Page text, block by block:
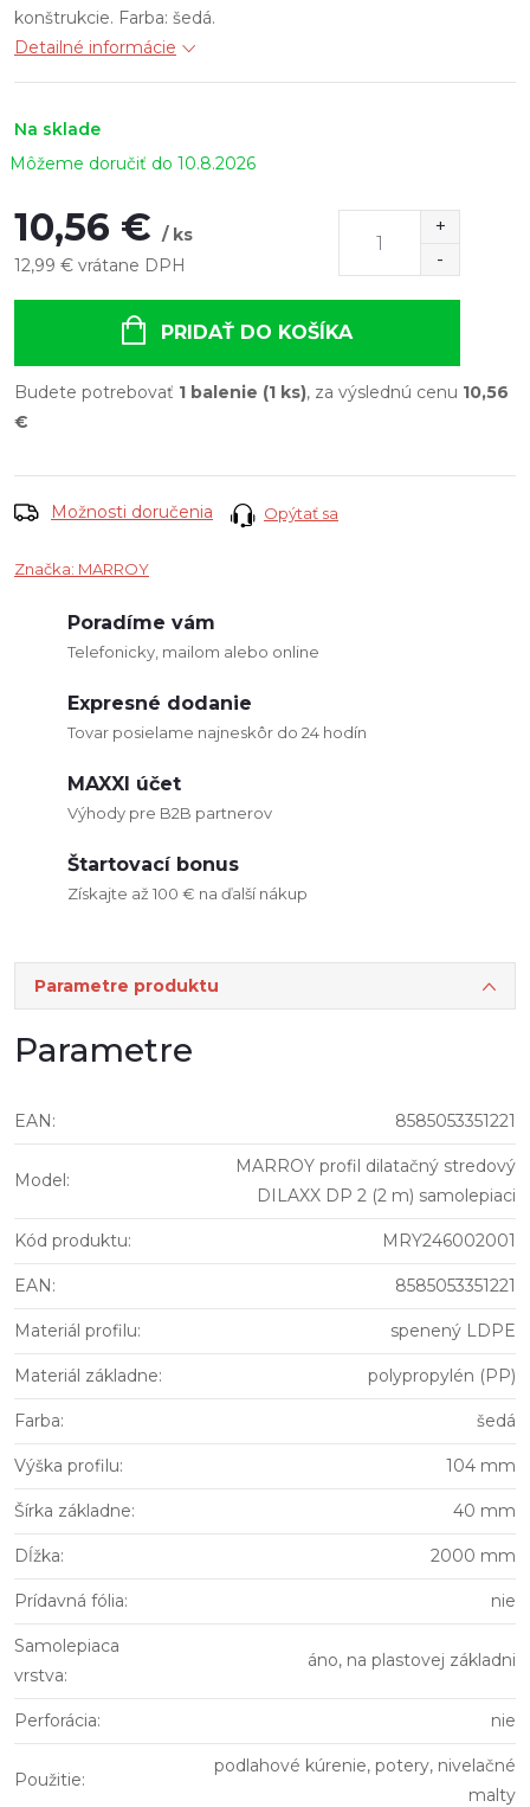
konštrukcie. Farba: šedá.
Detailné informácie
Na sklade
10.8.2026
10,56 € / ks
12,99 € vrátane DPH
PRIDAŤ DO KOŠÍKA
Budete potrebovať 1 balenie (1 ks), za výslednú cenu 10,56
€
Možnosti doručenia Opýtať sa
Značka: MARROY
Poradíme vám
Telefonicky, mailom alebo online
Expresné dodanie
Tovar posielame najneskôr do 24 hodín
MAXXI účet
Výhody pre B2B partnerov
Štartovací bonus
Získajte až 100 € na ďalší nákup
Parametre produktu
Parametre
EAN: 8585053351221
Model:
MARROY profil dilatačný stredový
DILAXX DP 2 (2 m) samolepiaci
Kód produktu: MRY246002001
EAN: 8585053351221
Materiál profilu: spenený LDPE
Materiál základne: polypropylén (PP)
Farba: šedá
Výška profilu: 104 mm
Šírka základne: 40 mm
Dĺžka: 2000 mm
Prídavná fólia: nie
Samolepiaca
vrstva:
áno, na plastovej základni
Perforácia: nie
Použitie:
podlahové kúrenie, potery, nivelačné
malty